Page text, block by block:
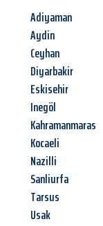
Adiyaman
Aydin
Ceyhan
Diyarbakir
Eskisehir
Inegöl
Kahramanmaras
Kocaeli
Nazilli
Sanliurfa
Tarsus
Usak